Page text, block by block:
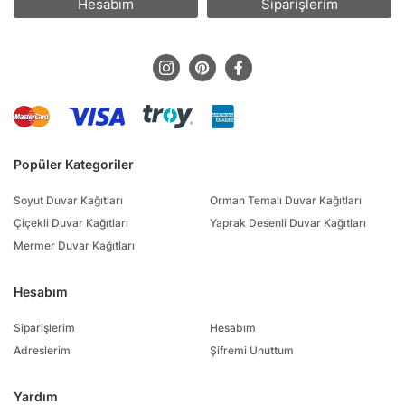
Popüler Kategoriler
Soyut Duvar Kağıtları
Çiçekli Duvar Kağıtları
Mermer Duvar Kağıtları
Orman Temalı Duvar Kağıtları
Yaprak Desenli Duvar Kağıtları
Hesabım
Siparişlerim
Adreslerim
Hesabım
Şifremi Unuttum
Yardım
Hesabım Siparişlerim